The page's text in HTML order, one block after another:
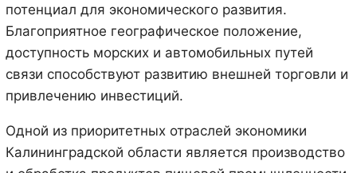
потенциал для экономического развития.
Благоприятное географическое положение,
доступность морских и автомобильных путей
связи способствуют развитию внешней торговли и
привлечению инвестиций.
Одной из приоритетных отраслей экономики
Калининградской области является производство